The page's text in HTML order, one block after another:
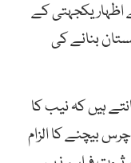
اظہار یکجہتی کے
بنانے کی
ہیں کہ نیب کا
بیچنے کا الزام